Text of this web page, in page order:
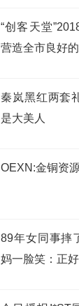
“创客天堂
营造全市良好
秦岚黑红两套
是大美人
OEXN:金铜资
89年女同事摔
妈一脸笑：正